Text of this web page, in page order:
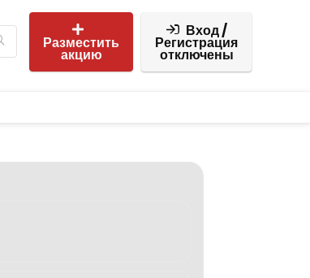
Разместить
акцию
Вход /
Регистрация
отключены